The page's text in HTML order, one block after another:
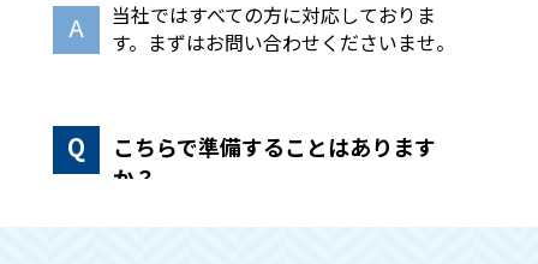
当社ではすべての方に対応しておりま
す。まずはお問い合わせくださいませ。
こちらで準備することはあります
か？
手続きや回収作業などはこちらで全て行